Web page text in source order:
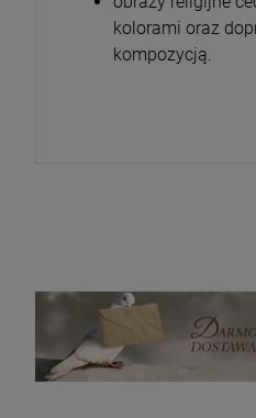
kolorami oraz
kompozycją.